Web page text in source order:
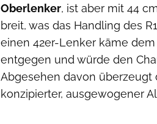
Oberlenker, ist aber mit 44
breit, was das Handling des
einen 42er-Lenker käme
entgegen und würde den
Abgesehen davon überzeugt
konzipierter, ausgewogener